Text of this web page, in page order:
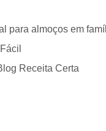
para almoços em
Fácil
Receita Certa